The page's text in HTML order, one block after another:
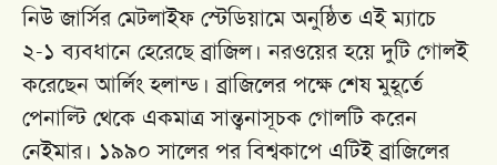
নিউ জার্সির মেটলাইফ স্টেডিয়ামে অনুষ্ঠিত এই ম্যাচে
২-১ ব্যবধানে হেরেছে ব্রাজিল। নরওয়ের হয়ে দুটি গোলই
করেছেন আর্লিং হলান্ড। ব্রাজিলের পক্ষে শেষ মুহূর্তে
পেনাল্টি থেকে একমাত্র সান্ত্বনাসূচক গোলটি করেন
নেইমার। ১৯৯০ সালের পর বিশ্বকাপে এটিই ব্রাজিলের